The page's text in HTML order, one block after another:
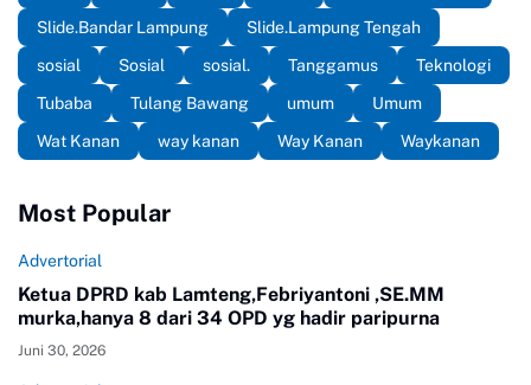
Slide.Bandar Lampung
Slide.Lampung Tengah
sosial
Sosial sosial. Tanggamus
Teknologi
Tubaba
Tulang Bawang umum
Umum
Wat Kanan
way kanan Way Kanan Waykanan
Most Popular
Advertorial
Ketua DPRD kab Lamteng,Febriyantoni ,SE.MM
murka,hanya 8 dari 34 OPD yg hadir paripurna
Juni 30, 2026